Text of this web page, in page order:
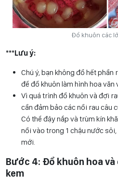
Đổ khuôn các
***Lưu ý:
Chú ý, bạn không đổ hết
để đổ khuôn làm hình hoa văn
Vì quá trình đổ khuôn và đợi
cần đảm bảo các nồi rau câu
Có thể đậy nắp và trùm kín
nồi vào trong 1 chậu nước
mới.
Bước 4: Đổ khuôn hoa
kem